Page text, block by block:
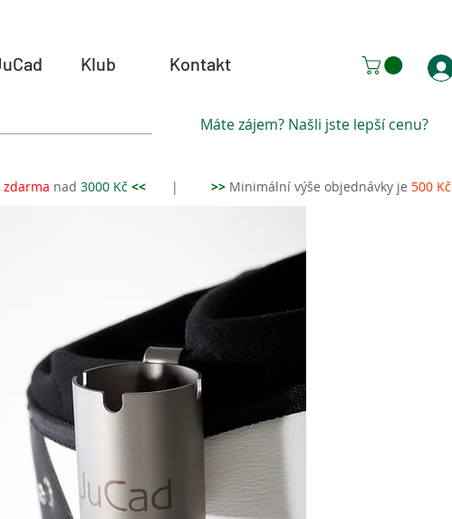
Klub Kontakt
Máte zájem? Našli jste lepší cenu?
zdarma nad 3000 Kč << | >> Minimální výše objednávky je 500 Kč